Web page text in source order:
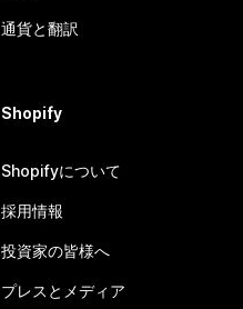
通貨と翻訳
Shopify
Shopifyについて
採用情報
投資家の皆様へ
プレスとメディア